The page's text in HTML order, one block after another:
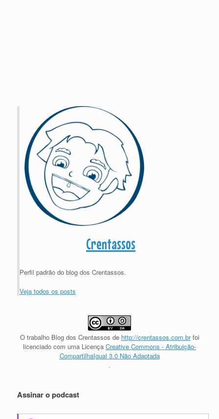
Crentassos
Perfil padrão do blog dos Crentassos.
Veja todos os posts
O trabalho Blog dos Crentassos de http://crentassos.com.brfoi
licenciado com uma Licença Creative Commons - Atribuição-
CompartilhaIgual 3.0 Não Adaptada
.
Assinar o podcast